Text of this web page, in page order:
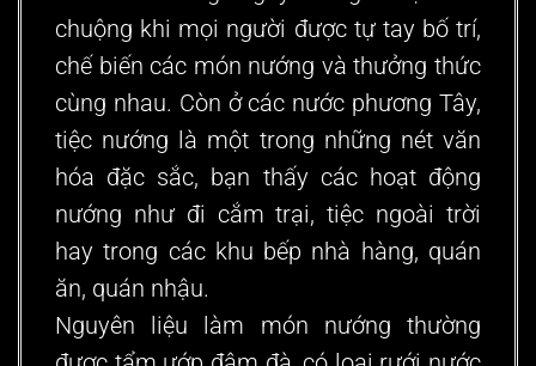
chuộng khi mọi người được tự tay bố trí,
chế biến các món nướng và thưởng thức
cùng nhau. Còn ở các nước phương Tây,
tiệc nướng là một trong những nét văn
hóa đặc sắc, bạn thấy các hoạt động
nướng như đi cắm trại, tiệc ngoài trời
hay trong các khu bếp nhà hàng, quán
ăn, quán nhậu.
Nguyên liệu làm món nướng thường